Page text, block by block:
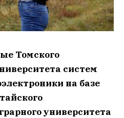
Томского
систем
на базе
университета